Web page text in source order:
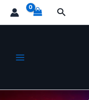
البحث